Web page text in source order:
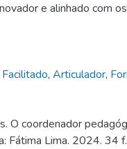
e alinhado com
Facilitado, Articulador,
O coordenador
Fátima Lima. 2024. 34